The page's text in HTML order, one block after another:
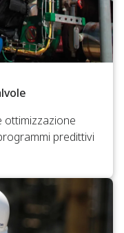
ottimizzazione
predittivi